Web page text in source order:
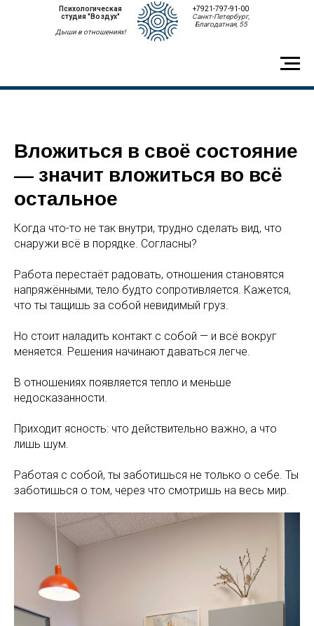
Психологическая
студия "Воздух"
Дыши в отношениях!
+7921-797-91-00
Санкт-Петербург,
Благодатная, 55
Вложиться в своё состояние
— значит вложиться во всё
остальное
Когда что-то не так внутри, трудно сделать вид, что
снаружи всё в порядке. Согласны?
Работа перестаёт радовать, отношения становятся
напряжёнными, тело будто сопротивляется. Кажется,
что ты тащишь за собой невидимый груз.
Но стоит наладить контакт с собой — и всё вокруг
меняется. Решения начинают даваться легче.
В отношениях появляется тепло и меньше
недосказанности.
Приходит ясность: что действительно важно, а что
лишь шум.
Работая с собой, ты заботишься не только о себе. Ты
заботишься о том, через что смотришь на весь мир.